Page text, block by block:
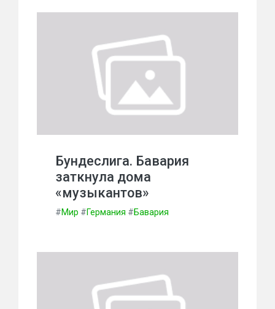
Бундеслига. Бавария
заткнула дома
«музыкантов»
#Мир #Германия #Бавария